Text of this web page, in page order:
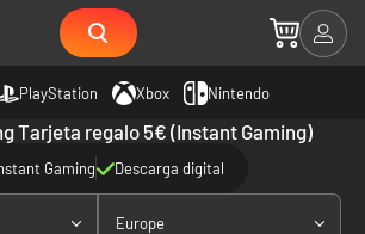
PlayStation Xbox Nintendo
Tarjeta regalo 5€ (Instant Gaming)
Gaming Descarga digital
Europe